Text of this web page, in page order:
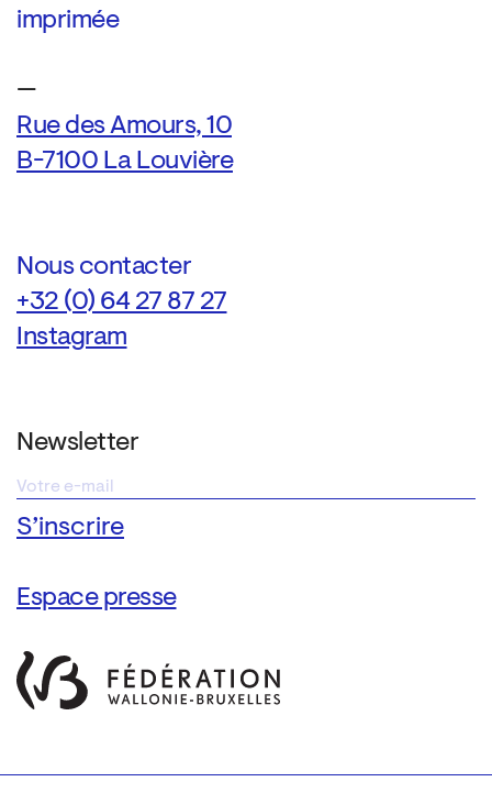
imprimée
—
Rue des Amours, 10
B-7100 La Louvière
Nous contacter
+32 (0) 64 27 87 27
Instagram
Newsletter
Espace presse